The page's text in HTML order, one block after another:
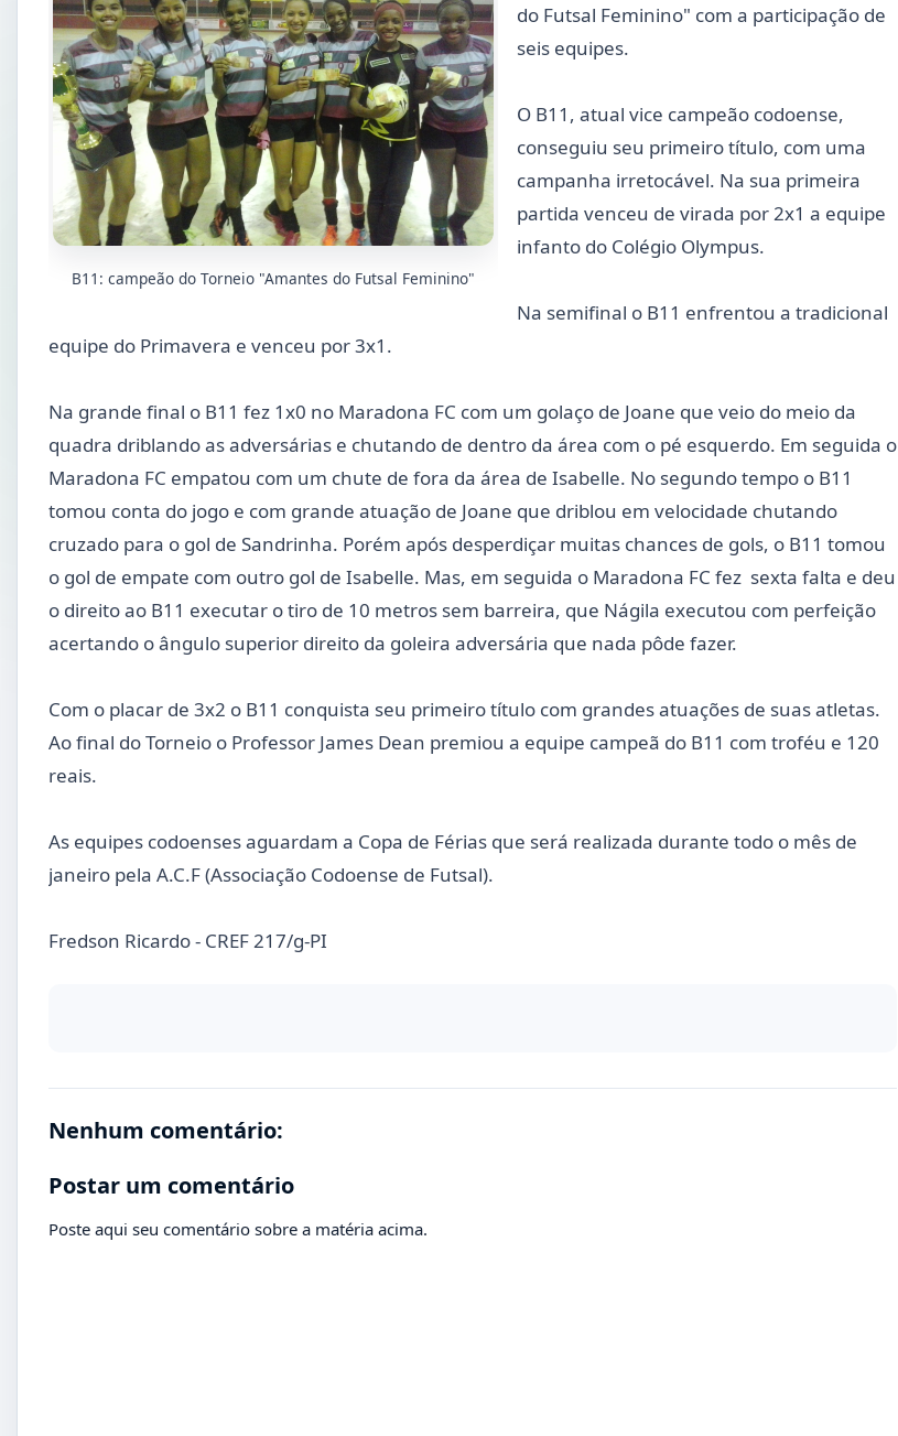
B11: campeão do Torneio "Amantes do Futsal Feminino"
do Futsal Feminino" com a participação de
seis equipes.
O B11, atual vice campeão codoense,
conseguiu seu primeiro título, com uma
campanha irretocável. Na sua primeira
partida venceu de virada por 2x1 a equipe
infanto do Colégio Olympus.
Na semifinal o B11 enfrentou a tradicional
equipe do Primavera e venceu por 3x1.
Na grande final o B11 fez 1x0 no Maradona FC com um golaço de Joane que veio do meio da
quadra driblando as adversárias e chutando de dentro da área com o pé esquerdo. Em seguida o
Maradona FC empatou com um chute de fora da área de Isabelle. No segundo tempo o B11
tomou conta do jogo e com grande atuação de Joane que driblou em velocidade chutando
cruzado para o gol de Sandrinha. Porém após desperdiçar muitas chances de gols, o B11 tomou
o gol de empate com outro gol de Isabelle. Mas, em seguida o Maradona FC fez sexta falta e deu
o direito ao B11 executar o tiro de 10 metros sem barreira, que Nágila executou com perfeição
acertando o ângulo superior direito da goleira adversária que nada pôde fazer.
Com o placar de 3x2 o B11 conquista seu primeiro título com grandes atuações de suas atletas.
Ao final do Torneio o Professor James Dean premiou a equipe campeã do B11 com troféu e 120
reais.
As equipes codoenses aguardam a Copa de Férias que será realizada durante todo o mês de
janeiro pela A.C.F (Associação Codoense de Futsal).
Fredson Ricardo - CREF 217/g-PI
Nenhum comentário:
Postar um comentário
Poste aqui seu comentário sobre a matéria acima.